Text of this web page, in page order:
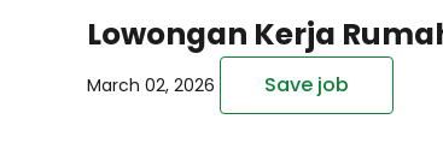
Lowongan Kerja
March 02, 2026 Save job